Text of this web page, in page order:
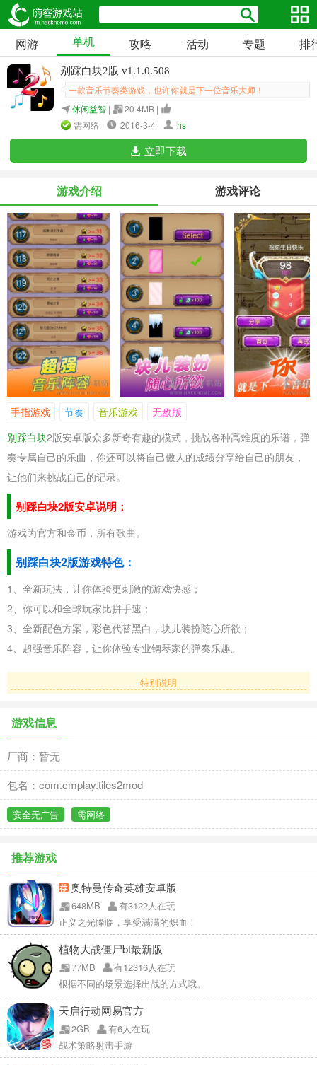
网游 单机 攻略 活动 专题 排
别踩白块2版 v1.1.0.508
一款音乐节奏类游戏，也许你就是下一位音乐大师！
休闲益智 |
20.4MB |
需网络
2016-3-4 hs
立即下载
游戏介绍 游戏评论
手指游戏 节奏 音乐游戏
无敌版
别踩白块2版安卓版众多新奇有趣的模式，挑战各种高难度的乐谱，弹
奏专属自己的乐曲，你还可以将自己傲人的成绩分享给自己的朋友，
让他们来挑战自己的记录。
别踩白块2版安卓说明：
游戏为官方和金币，所有歌曲。
别踩白块2版游戏特色：
1、全新玩法，让你体验更刺激的游戏快感；
2、你可以和全球玩家比拼手速；
3、全新配色方案，彩色代替黑白，块儿装扮随心所欲；
4、超强音乐阵容，让你体验专业钢琴家的弹奏乐趣。
特别说明
游戏信息
厂商：暂无
包名：com.cmplay.tiles2mod
安全无广告 需网络
推荐游戏
奥特曼传奇英雄安卓版
648MB
有3122人在玩
正义之光降临，享受满满的炽血！
植物大战僵尸bt最新版
77MB
有12316人在玩
根据不同的场景选择出战的方式哦。
天启行动网易官方
2GB
有6人在玩
战术策略射击手游